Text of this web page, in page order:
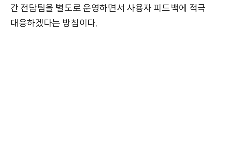
간 전담팀을 별도로 운영하면서 사용자 피드백에 적극
대응하겠다는 방침이다.